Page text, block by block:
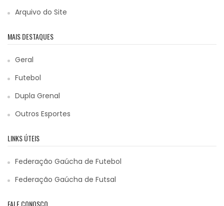
Arquivo do Site
MAIS DESTAQUES
Geral
Futebol
Dupla Grenal
Outros Esportes
LINKS ÚTEIS
Federação Gaúcha de Futebol
Federação Gaúcha de Futsal